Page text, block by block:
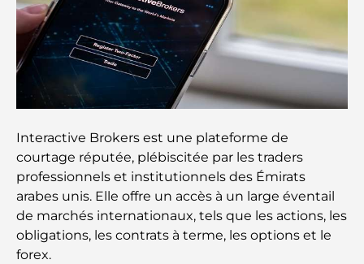
Les meilleurs petits-déjeuners de Dubaï : Ma
sélection pour 2026
Comment obtenir un prêt immobilier à Dubaï : le
guide ultime
Plan directeur de Tilal Al Ghaf : une nouvelle
norme pour la vie intégrée à Dubaï
Maisons conformes au Vastu : Guide pratique pour
créer équilibre et harmonie
Interactive Brokers est une plateforme de
courtage réputée, plébiscitée par les traders
professionnels et institutionnels des Émirats
arabes unis. Elle offre un accès à un large éventail
de marchés internationaux, tels que les actions, les
obligations, les contrats à terme, les options et le
forex.